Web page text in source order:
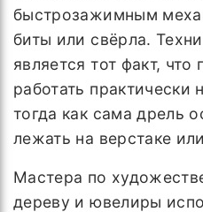
быстрозажимным
биты или свёрла.
является тот факт, что
работать практически
тогда как сама дрель
лежать на верстаке
Мастера по
дереву и ювелиры